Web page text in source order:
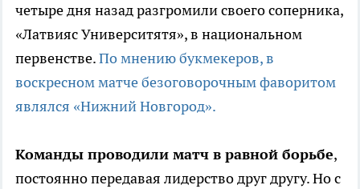
четыре дня назад разгромили своего соперника,
«Латвияс Университятя», в национальном
первенстве.По мнению букмекеров, в
воскресном матче безоговорочным фаворитом
являлся «Нижний Новгород».
Команды проводили матч в равной борьбе,
постоянно передавая лидерство друг другу. Но с